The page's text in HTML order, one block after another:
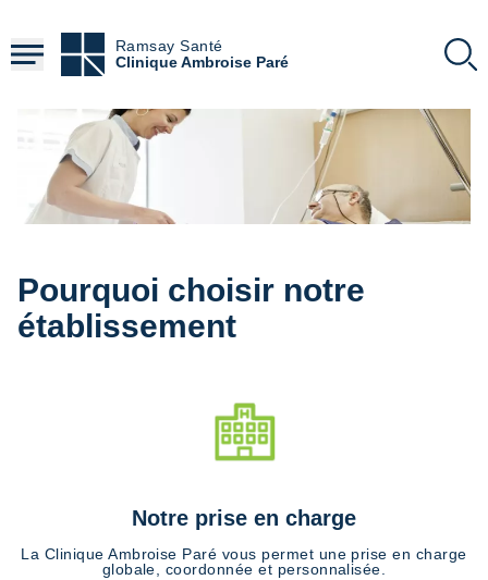
contenu
principal
Ramsay Santé
Clinique Ambroise Paré
Pourquoi choisir notre
établissement
Notre prise en charge
La Clinique Ambroise Paré vous permet une prise en charge
globale, coordonnée et personnalisée.